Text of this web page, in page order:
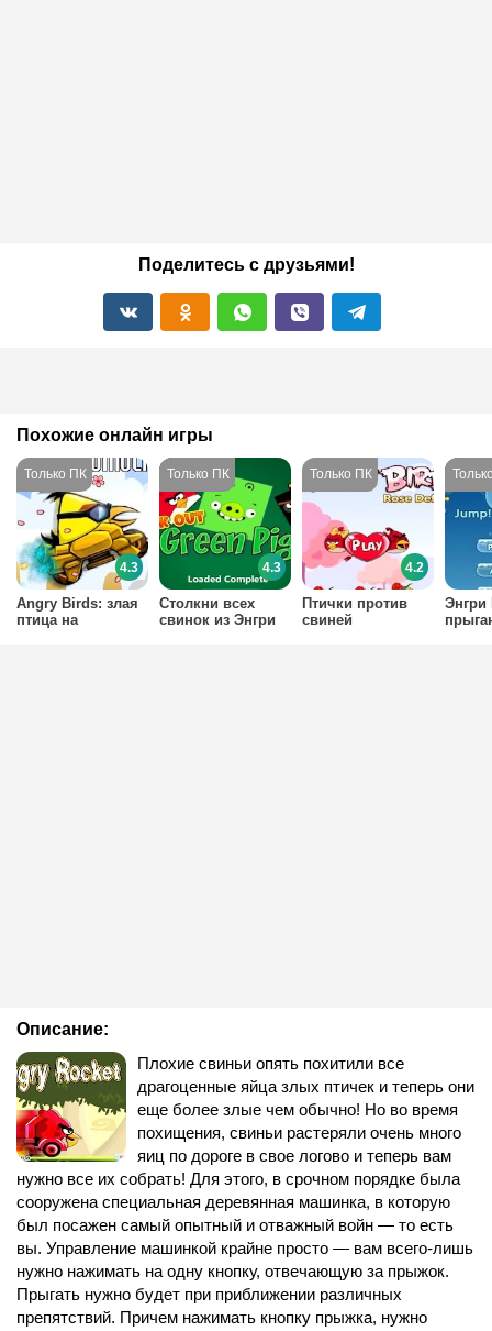
Поделитесь с друзьями!
Описание:
Плохие свиньи опять похитили все
драгоценные яйца злых птичек и теперь они
еще более злые чем обычно! Но во время
похищения, свиньи растеряли очень много
яиц по дороге в свое логово и теперь вам
нужно все их собрать! Для этого, в срочном порядке была
сооружена специальная деревянная машинка, в которую
был посажен самый опытный и отважный войн — то есть
вы. Управление машинкой крайне просто — вам всего-лишь
нужно нажимать на одну кнопку, отвечающую за прыжок.
Прыгать нужно будет при приближении различных
препятствий. Причем нажимать кнопку прыжка, нужно
Похожие онлайн игры
Angry Birds: злая
птица на
4.3
Столкни всех
свинок из Энгри
4.3
Птички против
свиней
4.2
Энгри